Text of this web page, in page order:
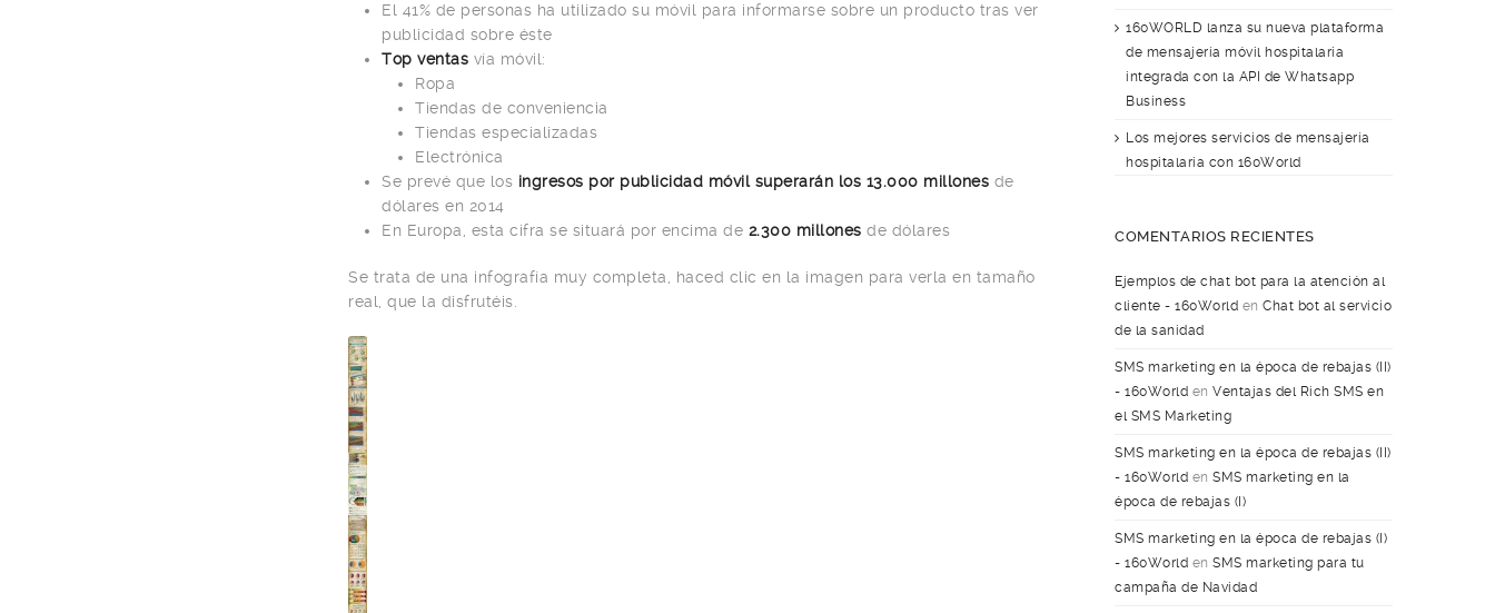
El 41% de personas ha utilizado su móvil para informarse sobre un producto tras ver
publicidad sobre éste
Top ventas vía móvil:
Ropa
Tiendas de conveniencia
Tiendas especializadas
Electrónica
Se prevé que los ingresos por publicidad móvil superarán los 13.000 millones de
dólares en 2014
En Europa, esta cifra se situará por encima de 2.300 millones de dólares
Se trata de una infografía muy completa, haced clic en la imagen para verla en tamaño
real, que la disfrutéis.
160WORLD lanza su nueva plataforma
de mensajería móvil hospitalaria
integrada con la API de Whatsapp
Business
Los mejores servicios de mensajería
hospitalaria con 160World
COMENTARIOS RECIENTES
Ejemplos de chat bot para la atención al
cliente - 160World en Chat bot al servicio
de la sanidad
SMS marketing en la época de rebajas (II)
- 160World en Ventajas del Rich SMS en
el SMS Marketing
SMS marketing en la época de rebajas (II)
- 160World en SMS marketing en la
época de rebajas (I)
SMS marketing en la época de rebajas (I)
- 160World en SMS marketing para tu
campaña de Navidad